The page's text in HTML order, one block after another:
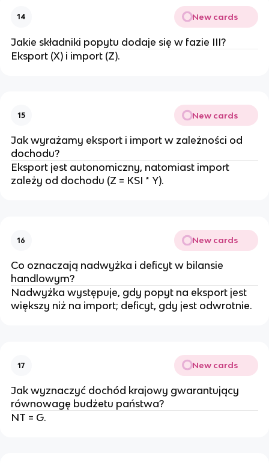
14 New cards
Jakie składniki popytu dodaje się w fazie III?
Eksport (X) i import (Z).
15 New cards
Jak wyrażamy eksport i import w zależności od
dochodu?
Eksport jest autonomiczny, natomiast import
zależy od dochodu (Z = KSI * Y).
16 New cards
Co oznaczają nadwyżka i deficyt w bilansie
handlowym?
Nadwyżka występuje, gdy popyt na eksport jest
większy niż na import; deficyt, gdy jest odwrotnie.
17 New cards
Jak wyznaczyć dochód krajowy gwarantujący
równowagę budżetu państwa?
NT = G.